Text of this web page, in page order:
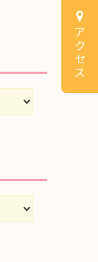
ア
ク
セ
ス